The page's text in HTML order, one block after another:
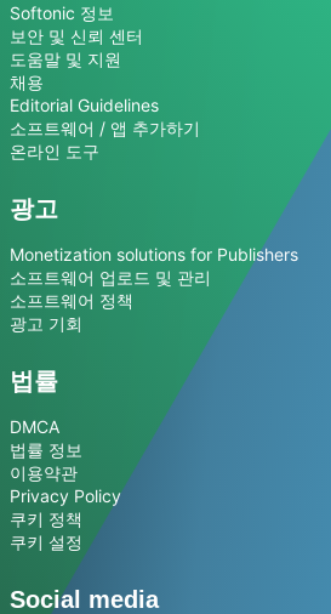
Softonic 정보
보안 및 신뢰 센터
도움말 및 지원
채용
Editorial Guidelines
소프트웨어 / 앱 추가하기
온라인 도구
광고
Monetization solutions for Publishers
소프트웨어 업로드 및 관리
소프트웨어 정책
광고 기회
법률
DMCA
법률 정보
이용약관
Privacy Policy
쿠키 정책
쿠키 설정
Social media